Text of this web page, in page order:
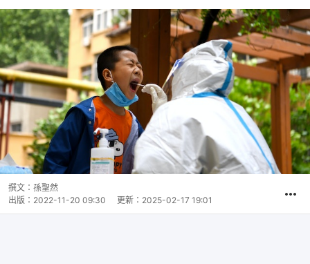
撰文： 孫聖然
出版： 2022-11-20 09:30 更新： 2025-02-17 19:01